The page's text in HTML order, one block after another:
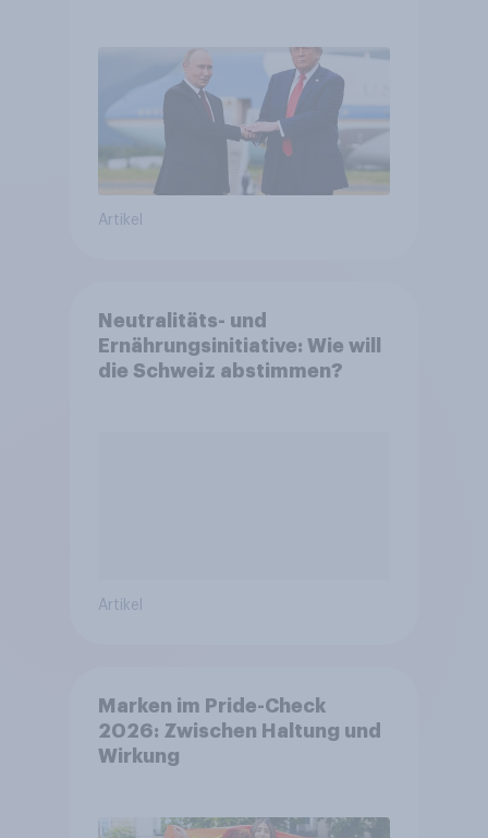
Bedrohungen und Bündnisse
bewerten
Artikel
Neutralitäts- und
Ernährungsinitiative: Wie will
die Schweiz abstimmen?
Artikel
Marken im Pride-Check
2026: Zwischen Haltung und
Wirkung